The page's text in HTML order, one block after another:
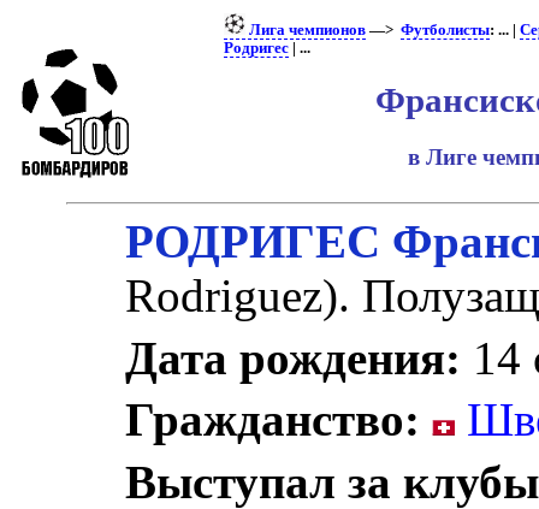
Лига чемпионов—> Футболисты: ... |
Родригес| ...
в Лиге
РОДРИГЕС
Rodriguez).
Дата рождения: 14
Гражданство:
Выступал за